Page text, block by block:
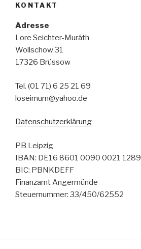
KONTAKT
Adresse
Lore Seichter-Muráth
Wollschow 31
17326 Brüssow
Tel. (01 71) 6 25 21 69
loseimum@yahoo.de
Datenschutzerklärung
PB Leipzig
IBAN: DE16 8601 0090 0021
BIC: PBNKDEFF
Finanzamt Angermünde
Steuernummer: 33/450/62552